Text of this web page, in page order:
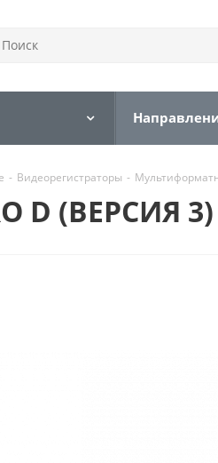
- Видеорегистраторы -
D (ВЕРСИЯ 3)